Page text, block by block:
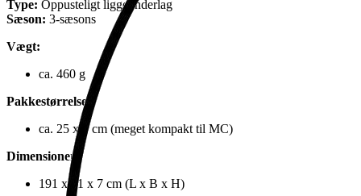
Type: Oppusteligt liggeunderlag
Sæson: 3-sæsons
Vægt:
ca. 460 g
Pakkestørrelse:
ca. 25 x 9 cm (meget kompakt til MC)
Dimensioner:
191 x 61 x 7 cm (L x B x H)